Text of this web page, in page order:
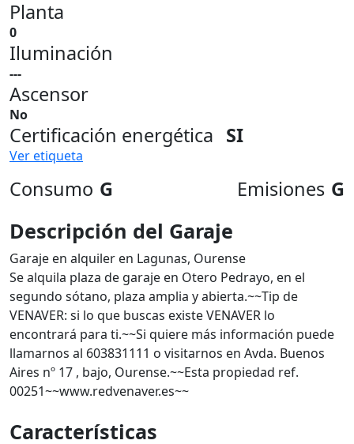
Planta
0
Iluminación
---
Ascensor
No
Certificación energética SI
Ver etiqueta
Consumo G Emisiones G
Descripción del Garaje
Garaje en alquiler en Lagunas, Ourense
Se alquila plaza de garaje en Otero Pedrayo, en el
segundo sótano, plaza amplia y abierta.~~Tip de
VENAVER: si lo que buscas existe VENAVER lo
encontrará para ti.~~Si quiere más información puede
llamarnos al 603831111 o visitarnos en Avda. Buenos
Aires nº 17 , bajo, Ourense.~~Esta propiedad ref.
00251~~www.redvenaver.es~~
Características